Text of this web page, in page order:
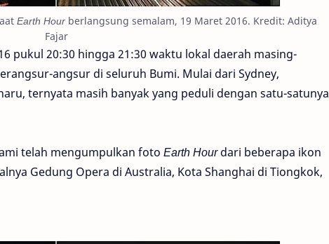
Earth Hour berlangsung semalam, 19 Maret 2016. Kredit: Aditya
Fajar
pukul 20:30 hingga 21:30 waktu lokal daerah masing-
angsur di seluruh Bumi. Mulai dari Sydney,
ternyata masih banyak yang peduli dengan satu-satunya
telah mengumpulkan foto Earth Hourdari beberapa ikon
Gedung Opera di Australia, Kota Shanghai di Tiongkok,